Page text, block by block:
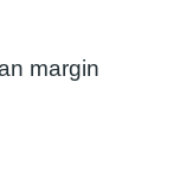
margin